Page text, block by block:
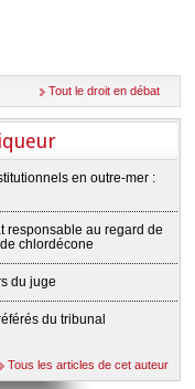
Tout le droit en débat
en outre-mer :
responsable au regard de
chlordécone
du juge
du tribunal
Tous les articles de cet auteur